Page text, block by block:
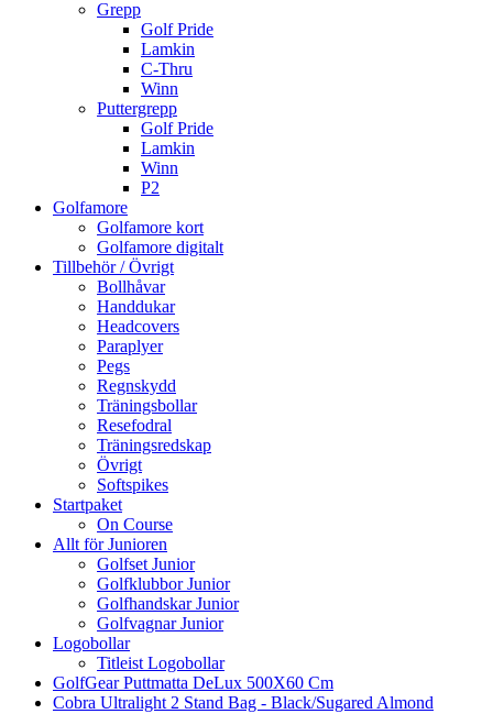
Grepp
Golf Pride
Lamkin
C-Thru
Winn
Puttergrepp
Golf Pride
Lamkin
Winn
P2
Golfamore
Golfamore kort
Golfamore digitalt
Tillbehör / Övrigt
Bollhåvar
Handdukar
Headcovers
Paraplyer
Pegs
Regnskydd
Träningsbollar
Resefodral
Träningsredskap
Övrigt
Softspikes
Startpaket
On Course
Allt för Junioren
Golfset Junior
Golfklubbor Junior
Golfhandskar Junior
Golfvagnar Junior
Logobollar
Titleist Logobollar
GolfGear Puttmatta DeLux 500X60 Cm
Cobra Ultralight 2 Stand Bag - Black/Sugared Almond